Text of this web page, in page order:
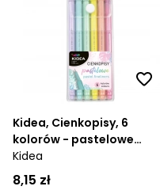
Kidea, Cienkopisy, 6
kolorów - pastelowe
(CP6KA)
Kidea
8,15 zł